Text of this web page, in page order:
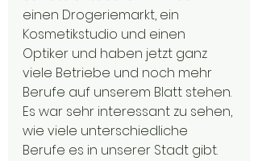
einen Drogeriemarkt, ein
Kosmetikstudio und einen
Optiker und haben jetzt ganz
viele Betriebe und noch mehr
Berufe auf unserem Blatt stehen.
Es war sehr interessant zu sehen,
wie viele unterschiedliche
Berufe es in unserer Stadt gibt.